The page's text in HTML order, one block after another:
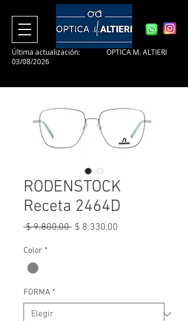
Última actualización:
03/08/2026
OPTICA M. ALTIERI
RODENSTOCK
Receta 2464D
$ 9.800,00 Precio
$ 8.330,00
Color *
FORMA *